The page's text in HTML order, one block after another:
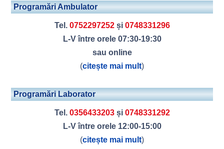
Programări Ambulator
Tel. 0752297252și 0748331296
L-V între orele 07:30-19:30
sau online
(citește mai mult)
Programări Laborator
Tel. 0356433203și 0748331292
L-V între orele 12:00-15:00
(citește mai mult)